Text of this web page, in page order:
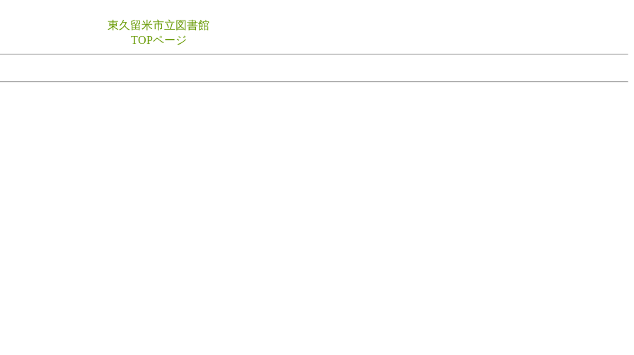
東久留米市立図書館
TOPページ